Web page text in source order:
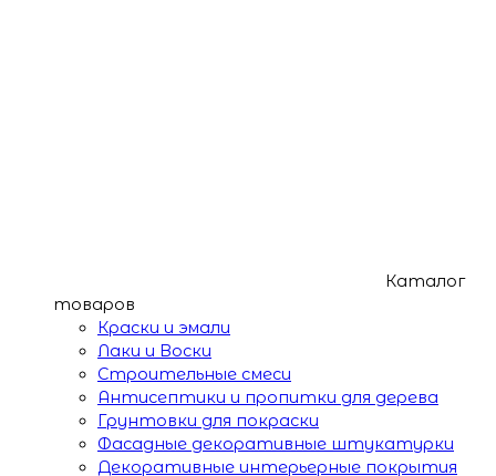
Каталог
товаров
Краски и эмали
Лаки и Воски
Строительные смеси
Антисептики и пропитки для дерева
Грунтовки для покраски
Фасадные декоративные штукатурки
Декоративные интерьерные покрытия